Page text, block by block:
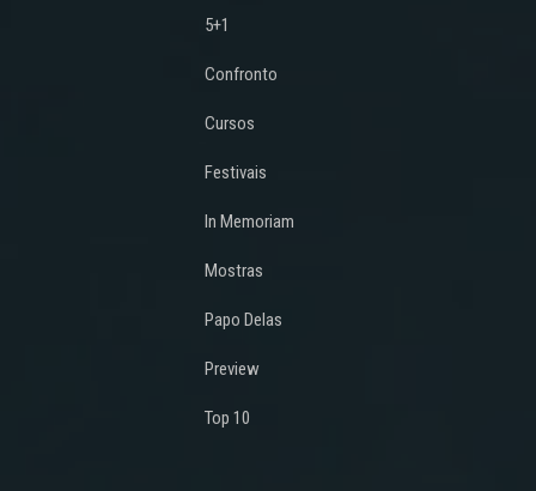
5+1
Confronto
Cursos
Festivais
In Memoriam
Mostras
Papo Delas
Preview
Top 10